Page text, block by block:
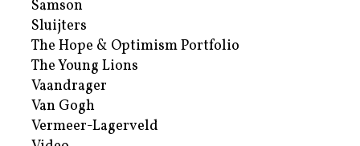
Samson
Sluijters
The Hope & Optimism Portfolio
The Young Lions
Vaandrager
Van Gogh
Vermeer-Lagerveld